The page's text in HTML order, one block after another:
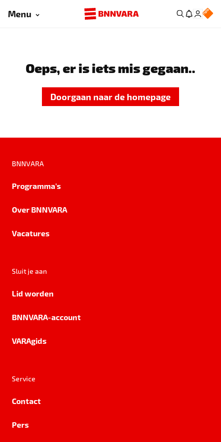
Menu
Oeps, er is iets mis gegaan..
Doorgaan naar de homepage
BNNVARA
Programma's
Over BNNVARA
Vacatures
Sluit je aan
Lid worden
BNNVARA-account
VARAgids
Service
Contact
Pers